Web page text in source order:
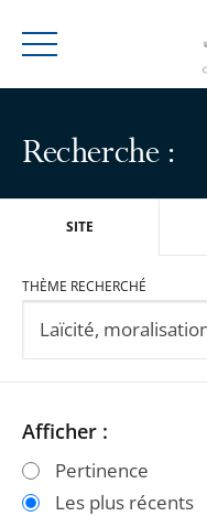
Menu
Recherche :
SITE
THÈME RECHERCHÉ
Passer
les
filtres
Passer
les
filtres
Afficher :
Pertinence
Les plus récents